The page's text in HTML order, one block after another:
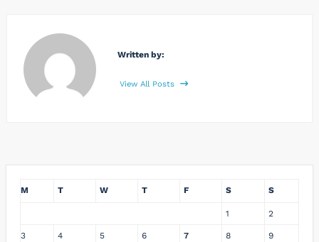
Written by:
View All Posts
M T W T F S S
1 2
3 4 5 6 7 8 9